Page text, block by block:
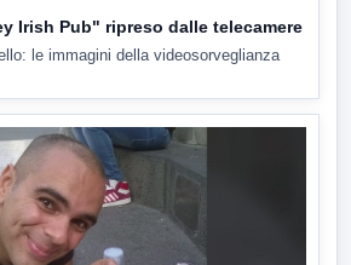
Irish Pub" ripreso dalle telecamere
le immagini della videosorveglianza